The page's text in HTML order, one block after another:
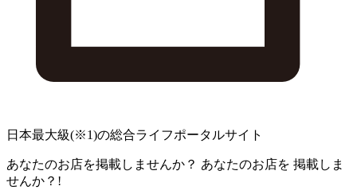
日本最大級(※1)の総合ライフポータルサイト
あなたのお店を掲載しませんか？ あなたのお店を 掲載しま
せんか？!